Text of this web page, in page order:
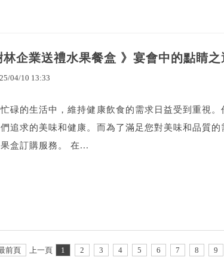
林企業送禮水果餐盒 》宴會中的點睛
/04/10 13:33
碌的生活中，維持健康飲食的需求日益受到重視
追求的美味和健康。而為了滿足您對美味和品質
盒訂購服務。 在...
前頁 上一頁 1 2 3 4 5 6 7 8 9